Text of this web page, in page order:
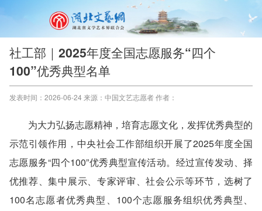
社工部｜2025年度全国志愿服务“四个
100”优秀典型名单
发表时间：2026-06-24 来源：中国文艺志愿者 作者：
为大力弘扬志愿精神，培育志愿文化，发挥优秀典型的
示范引领作用，中央社会工作部组织开展了2025年度全国
志愿服务“四个100”优秀典型宣传活动。经过宣传发动、择
优推荐、集中展示、专家评审、社会公示等环节，选树了
100名志愿者优秀典型、100个志愿服务组织优秀典型、